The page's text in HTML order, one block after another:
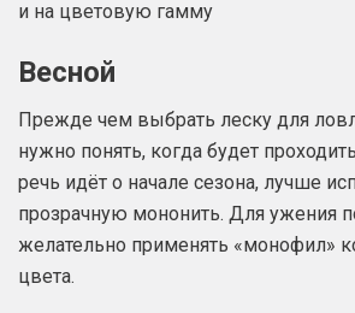
и на цветовую гамму
Весной
Прежде чем выбрать леску для
нужно понять, когда будет
речь идёт о начале сезона, лучше
прозрачную мононить. Для ужения
желательно применять «монофил»
цвета.